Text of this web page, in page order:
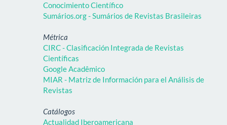
Conocimiento Científico
Sumários.org - Sumários de Revistas Brasileiras
Métrica
CIRC - Clasificación Integrada de Revistas
Científicas
Google Acadêmico
MIAR - Matriz de Información para el Análisis de
Revistas
Catálogos
Actualidad Iberoamericana